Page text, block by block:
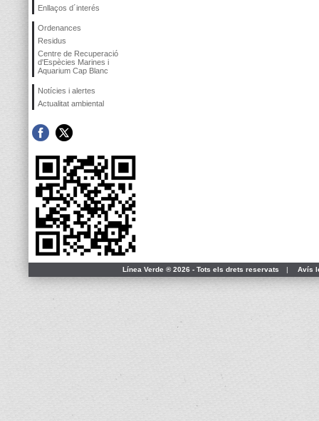
Enllaços d´interés
Ordenances
Residus
Centre de Recuperació
d'Espècies Marines i
Aquarium Cap Blanc
Notícies i alertes
Actualitat ambiental
Línea Verde ® 2026 - Tots els drets reservats | Avís